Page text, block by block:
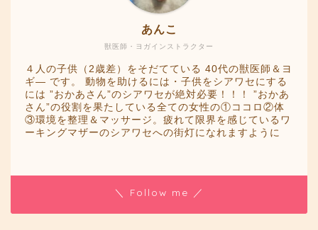
獣医師・ヨガインストラクター
あんこ
４人の子供（2歳差）をそだてている 40代の獣医師＆ヨ
ギ― です。 動物を助けるには・子供をシアワセにする
には ”おかあさん”のシアワセが絶対必要！！！ ”おかあ
さん”の役割を果たしている全ての女性の①ココロ②体
③環境を整理＆マッサージ。疲れて限界を感じているワ
ーキングマザーのシアワセへの街灯になれますように
＼ Follow me ／